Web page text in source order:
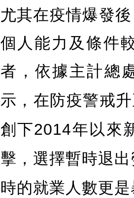
尤其在疫情爆發
個人能力及條件
者，依據主計總
示，在防疫警戒
創下2014年以來
擊，選擇暫時退
時的就業人數更